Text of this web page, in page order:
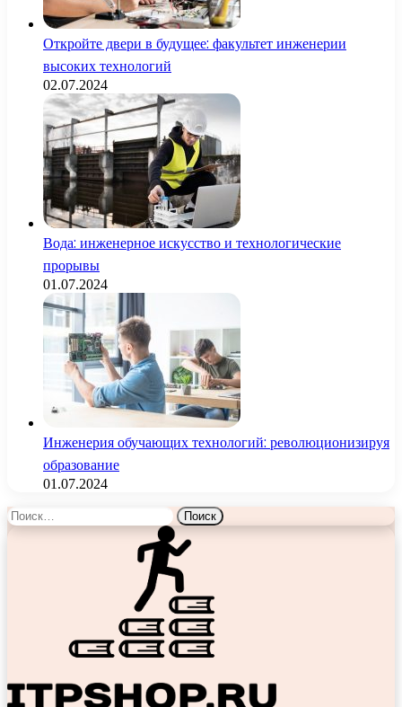
Откройте двери в будущее: факультет инженерии
высоких технологий
02.07.2024
Вода: инженерное искусство и технологические
прорывы
01.07.2024
Инженерия обучающих технологий: революционизируя
образование
01.07.2024
Найти: